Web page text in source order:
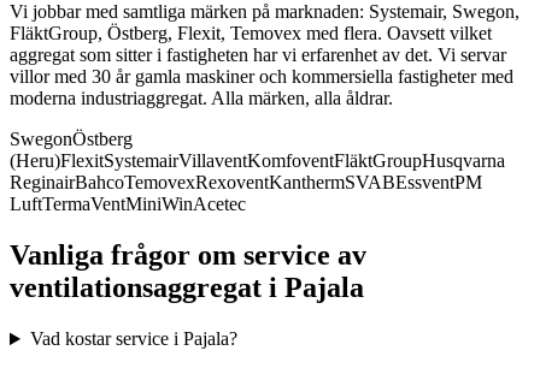
Vi jobbar med samtliga märken på marknaden: Systemair, Swegon,
FläktGroup, Östberg, Flexit, Temovex med flera. Oavsett vilket
aggregat som sitter i fastigheten har vi erfarenhet av det. Vi servar
villor med 30 år gamla maskiner och kommersiella fastigheter med
moderna industriaggregat. Alla märken, alla åldrar.
SwegonÖstberg
(Heru)FlexitSystemairVillaventKomfoventFläktGroupHusqvarna
ReginairBahcoTemovexRexoventKanthermSVABEssventPM
LuftTermaVentMiniWinAcetec
Vanliga frågor om service av
ventilationsaggregat i Pajala
Vad kostar service i Pajala?